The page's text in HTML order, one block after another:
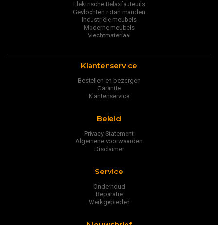
Elektrische Relaxfauteuils
Gevlochten rotan manden
Industriële meubels
Moderne meubels
Vlechtmateriaal
Klantenservice
Bestellen en bezorgen
Garantie
Klantenservice
Beleid
Privacy Statement
Algemene voorwaarden
Disclaimer
Service
Onderhoud
Reparatie
Werkgebieden